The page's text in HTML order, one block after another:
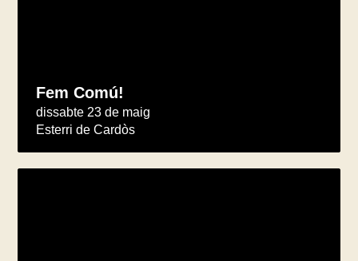
Fem Comú!
dissabte 23 de maig
Esterri de Cardòs